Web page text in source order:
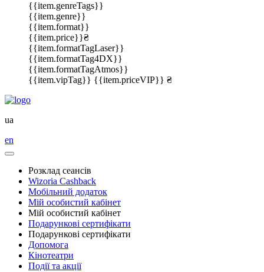
{{item.genreTags}}
{{item.genre}}
{{item.format}}
{{item.price}}₴
{{item.formatTagLaser}}
{{item.formatTag4DX}}
{{item.formatTagAtmos}}
{{item.vipTag}} {{item.priceVIP}} ₴
ua
en
Розклад сеансів
Wizoria Cashback
Мобільний додаток
Мій особистий кабінет
Мій особистий кабінет
Подарункові сертифікати
Подарункові сертифікати
Допомога
Кінотеатри
Події та акції